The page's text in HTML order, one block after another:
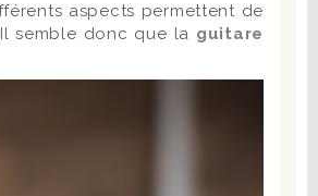
aspects permettent de
semble donc que la guitare